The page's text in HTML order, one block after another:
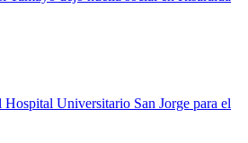
Hospital Universitario San Jorge para el